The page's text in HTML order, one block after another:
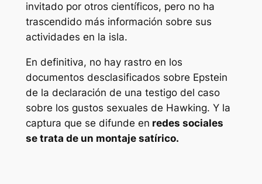
invitado por otros científicos, pero no ha
trascendido más información sobre sus
actividades en la isla.
En definitiva, no hay rastro en los
documentos desclasificados sobre Epstein
de la declaración de una testigo del caso
sobre los gustos sexuales de Hawking. Y la
captura que se difunde en redes sociales
se trata de un montaje satírico.